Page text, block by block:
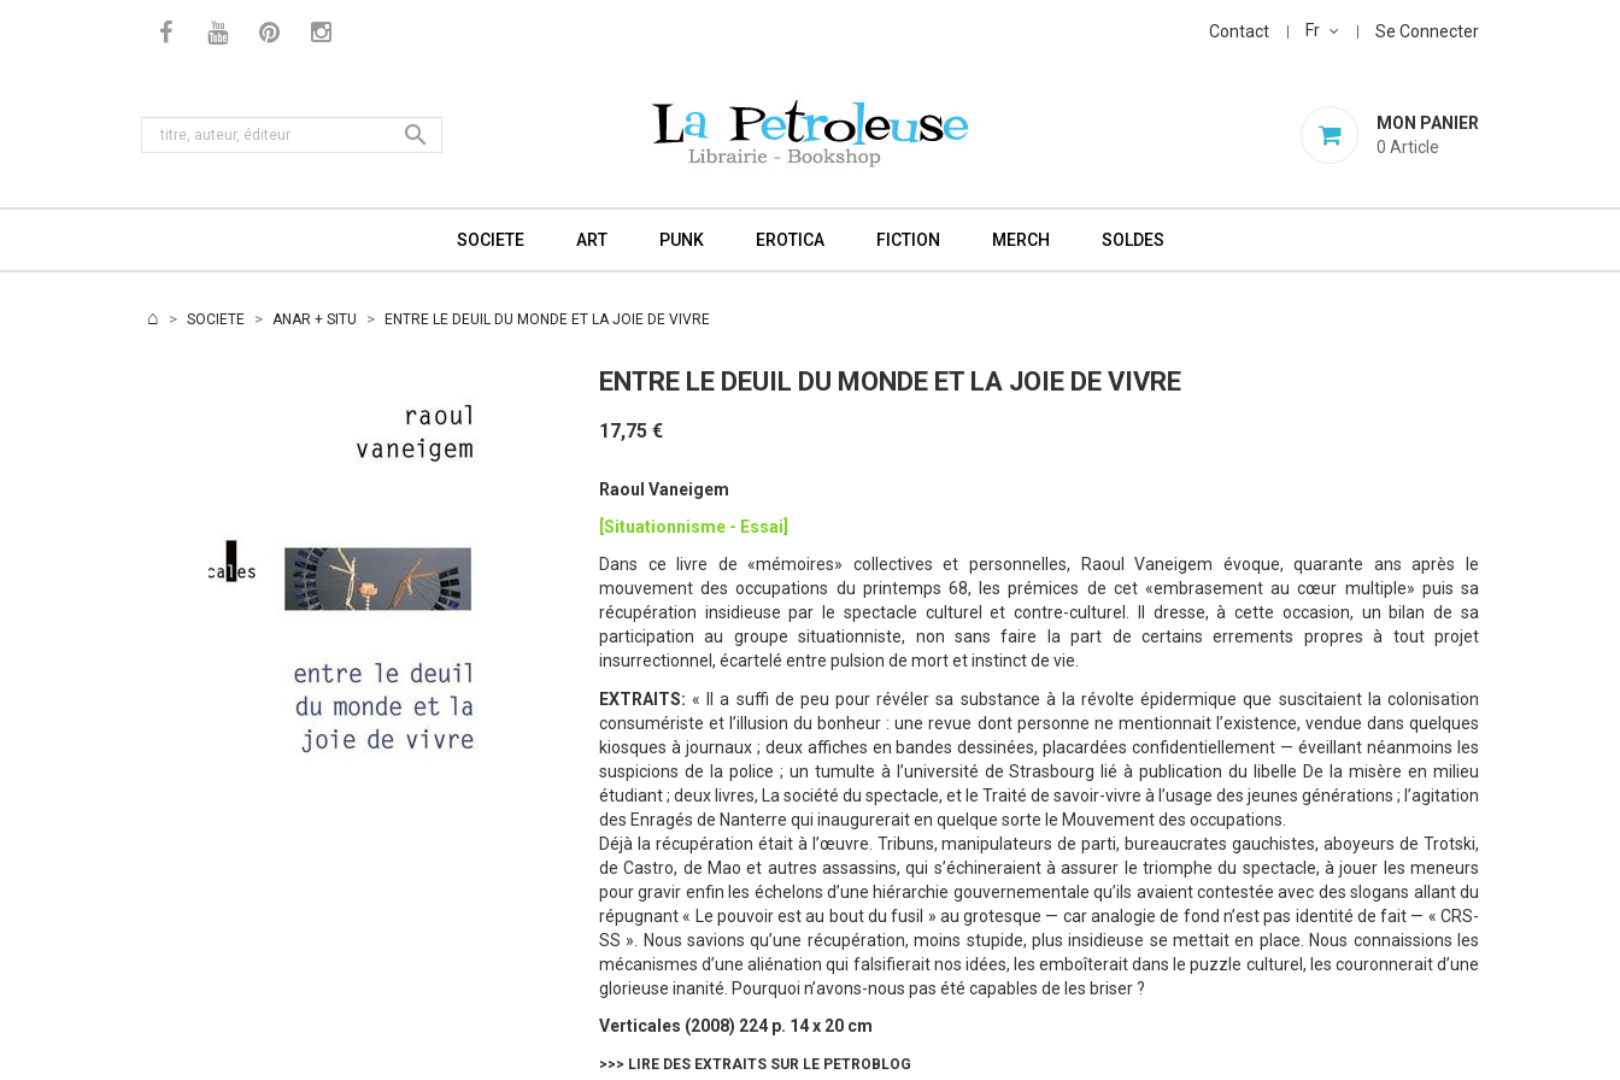
Contact Fr Se Connecter
MON PANIER
0 Article

SOCIETE ART PUNK EROTICA FICTION MERCH SOLDES
SOCIETE ANAR + SITU ENTRE LE DEUIL DU MONDE ET LA JOIE DE VIVRE
ENTRE LE DEUIL DU MONDE ET LA JOIE DE VIVRE
17,75 €
Raoul Vaneigem
[Situationnisme - Essai]
Dans ce livre de «mémoires» collectives et personnelles, Raoul Vaneigem évoque, quarante ans après le
mouvement des occupations du printemps 68, les prémices de cet «embrasement au cœur multiple» puis sa
récupération insidieuse par le spectacle culturel et contre-culturel. Il dresse, à cette occasion, un bilan de sa
participation au groupe situationniste, non sans faire la part de certains errements propres à tout projet
insurrectionnel, écartelé entre pulsion de mort et instinct de vie.
EXTRAITS: « Il a suffi de peu pour révéler sa substance à la révolte épidermique que suscitaient la colonisation
consumériste et l’illusion du bonheur : une revue dont personne ne mentionnait l’existence, vendue dans quelques
kiosques à journaux ; deux affiches en bandes dessinées, placardées confidentiellement — éveillant néanmoins les
suspicions de la police ; un tumulte à l’université de Strasbourg lié à publication du libelle De la misère en milieu
étudiant ; deux livres, La société du spectacle, et le Traité de savoir-vivre à l’usage des jeunes générations ; l’agitation
des Enragés de Nanterre qui inaugurerait en quelque sorte le Mouvement des occupations.
Déjà la récupération était à l’œuvre. Tribuns, manipulateurs de parti, bureaucrates gauchistes, aboyeurs de Trotski,
de Castro, de Mao et autres assassins, qui s’échineraient à assurer le triomphe du spectacle, à jouer les meneurs
pour gravir enfin les échelons d’une hiérarchie gouvernementale qu’ils avaient contestée avec des slogans allant du
répugnant « Le pouvoir est au bout du fusil » au grotesque — car analogie de fond n’est pas identité de fait — « CRS-
SS ». Nous savions qu’une récupération, moins stupide, plus insidieuse se mettait en place. Nous connaissions les
mécanismes d’une aliénation qui falsifierait nos idées, les emboîterait dans le puzzle culturel, les couronnerait d’une
glorieuse inanité. Pourquoi n’avons-nous pas été capables de les briser ?
Verticales (2008) 224 p. 14 x 20 cm
>>> LIRE DES EXTRAITS SUR LE PETROBLOG